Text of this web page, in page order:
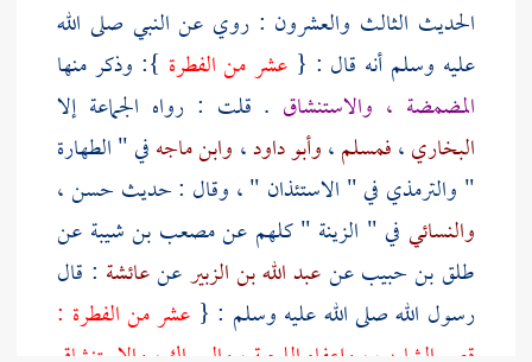
الحديث الثالث والعشرون : روي عن النبي صلى الله
عليه وسلم أنه قال : { عشر من الفطرة }: وذكر منها
المضمضة ، والاستنشاق . قلت : رواه الجماعة إلا
البخاري،فمسلم،وأبو داود، وابن ماجهفي " الطهارة
" والترمذي في " الاستئذان " ، وقال : حديث حسن ،
والنسائي في " الزينة " كلهم عنمصعب بن شيبة عن
طلق بن حبيبعنعبد الله بن الزبيرعنعائشة : قال
رسول الله صلى الله عليه وسلم : { عشر من الفطرة :